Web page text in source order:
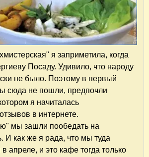
я заприметила, когда
Посаду. Удивило, что народу
не было. Поэтому в первый
сюда не пошли, предпочли
я начиталась
в интернете.
мы зашли пообедать на
И как же я рада, что мы туда
апреле, и это кафе тогда только